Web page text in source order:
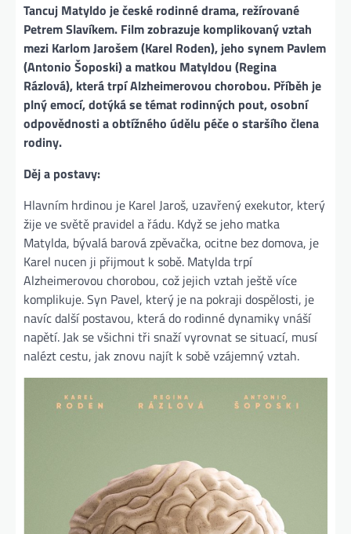
Tancuj Matyldo je české rodinné drama, režírované
Petrem Slavíkem. Film zobrazuje komplikovaný vztah
mezi Karlom Jarošem (Karel Roden), jeho synem Pavlem
(Antonio Šoposki) a matkou Matyldou (Regina
Rázlová), která trpí Alzheimerovou chorobou. Příběh je
plný emocí, dotýká se témat rodinných pout, osobní
odpovědnosti a obtížného údělu péče o staršího člena
rodiny​.
Děj a postavy:
Hlavním hrdinou je Karel Jaroš, uzavřený exekutor, který
žije ve světě pravidel a řádu. Když se jeho matka
Matylda, bývalá barová zpěvačka, ocitne bez domova, je
Karel nucen ji přijmout k sobě. Matylda trpí
Alzheimerovou chorobou, což jejich vztah ještě více
komplikuje. Syn Pavel, který je na pokraji dospělosti, je
navíc další postavou, která do rodinné dynamiky vnáší
napětí. Jak se všichni tři snaží vyrovnat se situací, musí
nalézt cestu, jak znovu najít k sobě vzájemný vztah​.